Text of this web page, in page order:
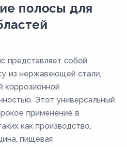
полосы для
представляет собой
из нержавеющей стали,
Этот универсальный
применение в
как производство,
пищевая